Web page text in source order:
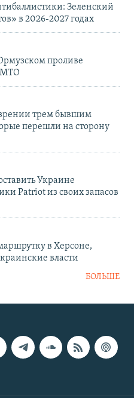
Зеленский
в 2026-2027 годах
проливе
трем бывшим
перешли на сторону
Украине
Patriot из своих запасов
в Херсоне,
власти
БОЛЬШЕ